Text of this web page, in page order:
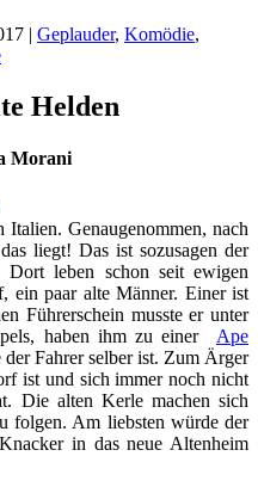
| Geplauder, Komödie,
Helden
Morani
Genaugenommen, nach
liegt! Das ist sozusagen der
Dort leben schon seit ewigen
ein paar alte Männer. Einer ist
Führerschein musste er unter
haben ihm zu einer Ape
Fahrer selber ist. Zum Ärger
ist und sich immer noch nicht
Die alten Kerle machen sich
folgen. Am liebsten würde der
in das neue Altenheim